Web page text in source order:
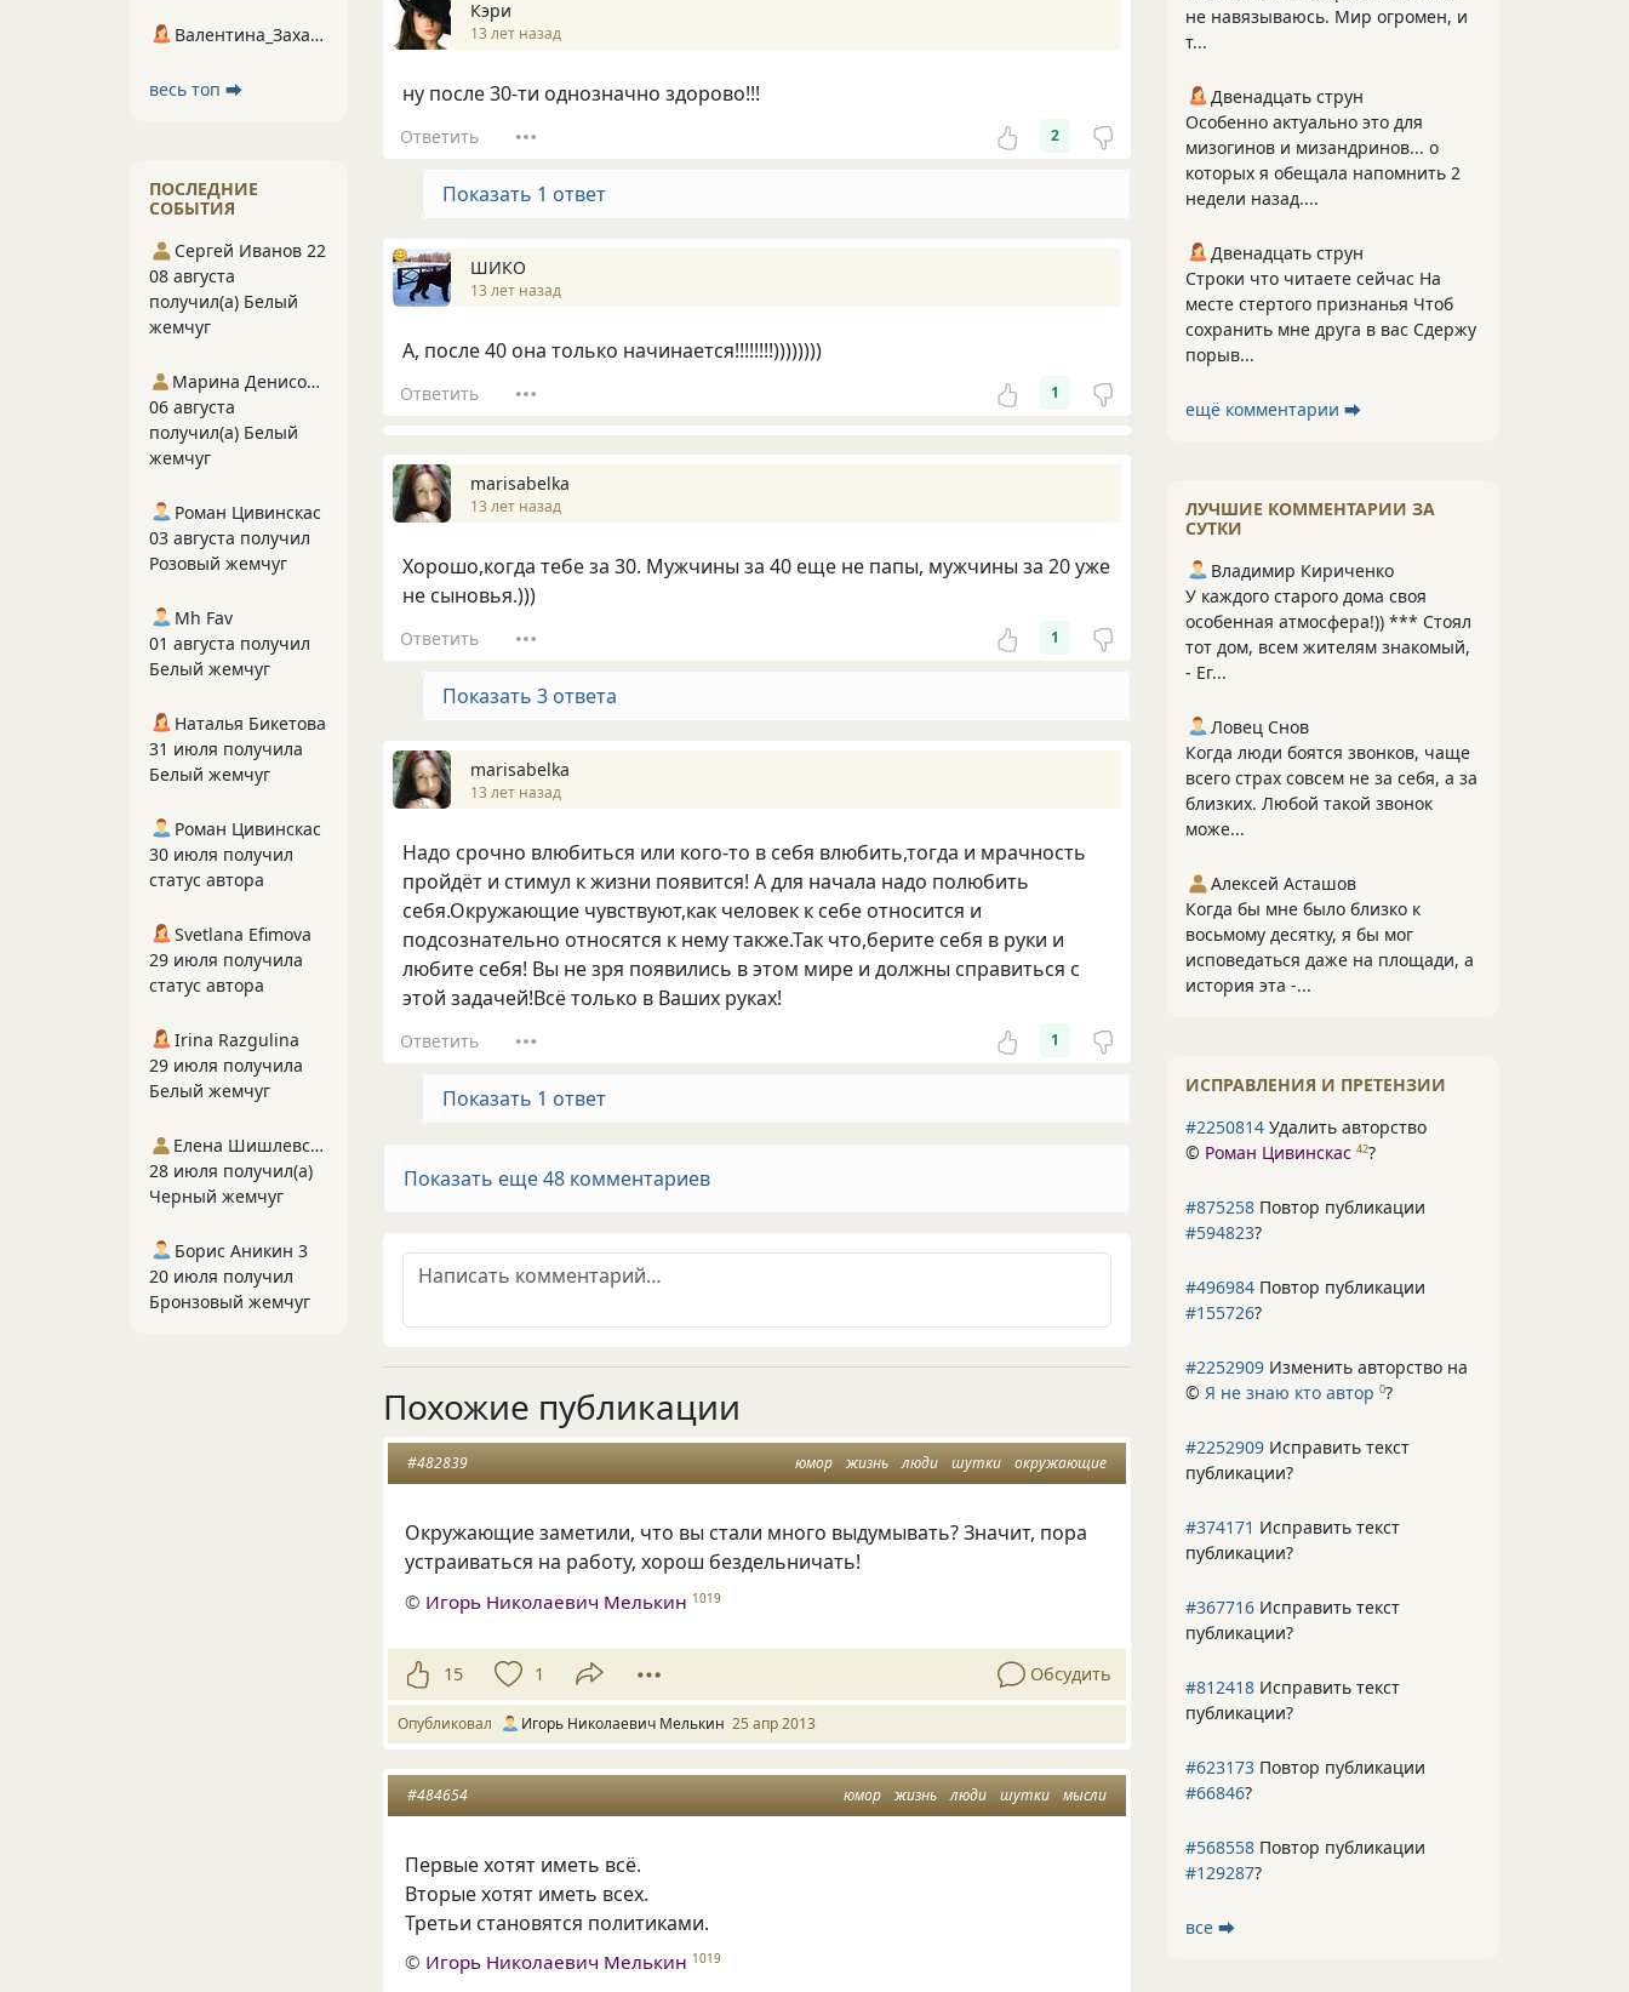
Кэри
13 лет назад
ну после 30-ти однозначно здорово!!!
Ответить 2
Показать 1 ответ
ШИКО
13 лет назад
А, после 40 она только начинается!!!!!!!!))))))))
Ответить 1
marisabelka
13 лет назад
Хорошо,когда тебе за 30. Мужчины за 40 еще не папы, мужчины за 20 уже
не сыновья.)))
Ответить 1
Показать 3 ответа
marisabelka
13 лет назад
Надо срочно влюбиться или кого-то в себя влюбить,тогда и мрачность
пройдëт и стимул к жизни появится! А для начала надо полюбить
себя.Окружающие чувствуют,как человек к себе относится и
подсознательно относятся к нему также.Так что,берите себя в руки и
любите себя! Вы не зря появились в этом мире и должны справиться с
этой задачей!Всë только в Ваших руках!
Ответить 1
Показать 1 ответ
Показать еще 48 комментариев
Похожие публикации
юмор жизнь люди шутки окружающие
#482839
Окружающие заметили, что вы стали много выдумывать? Значит, пора
устраиваться на работу, хорош бездельничать!
© Игорь Николаевич Мелькин 1019
15 1 Обсудить
Опубликовал Игорь Николаевич Мелькин 25 апр 2013
юмор жизнь люди шутки мысли
#484654
Первые хотят иметь всё.
Вторые хотят иметь всех.
Третьи становятся политиками.
© Игорь Николаевич Мелькин 1019
не навязываюсь. Мир огромен, и
т...
Двенадцать струн
Особенно актуально это для
мизогинов и мизандринов... о
которых я обещала напомнить 2
недели назад....
Двенадцать струн
Строки что читаете сейчас На
месте стертого признанья Чтоб
сохранить мне друга в вас Сдержу
порыв...
ещё комментарии ⮕
ЛУЧШИЕ КОММЕНТАРИИ ЗА
СУТКИ
Владимир Кириченко
У каждого старого дома своя
особенная атмосфера!)) *** Стоял
тот дом, всем жителям знакомый,
- Ег...
Ловец Снов
Когда люди боятся звонков, чаще
всего страх совсем не за себя, а за
близких. Любой такой звонок
може...
Алексей Асташов
Когда бы мне было близко к
восьмому десятку, я бы мог
исповедаться даже на площади, а
история эта -...
ИСПРАВЛЕНИЯ И ПРЕТЕНЗИИ
#2250814 Удалить авторство
© Роман Цивинскас 42?
#875258 Повтор публикации
#594823?
#496984 Повтор публикации
#155726?
#2252909 Изменить авторство на
© Я не знаю кто автор 0?
#2252909 Исправить текст
публикации?
#374171 Исправить текст
публикации?
#367716 Исправить текст
публикации?
#812418 Исправить текст
публикации?
#623173 Повтор публикации
#66846?
#568558 Повтор публикации
#129287?
все ⮕
Валентина_Захарова
весь топ ⮕
ПОСЛЕДНИЕ
СОБЫТИЯ
Сергей Иванов 22
08 августа
получил(а) Белый
жемчуг
Марина Денисова 5
06 августа
получил(а) Белый
жемчуг
Роман Цивинскас
03 августа получил
Розовый жемчуг
Mh Fav
01 августа получил
Белый жемчуг
Наталья Бикетова
31 июля получила
Белый жемчуг
Роман Цивинскас
30 июля получил
статус автора
Svetlana Efimova
29 июля получила
статус автора
Irina Razgulina
29 июля получила
Белый жемчуг
Елена Шишлевская
28 июля получил(а)
Черный жемчуг
Борис Аникин 3
20 июля получил
Бронзовый жемчуг